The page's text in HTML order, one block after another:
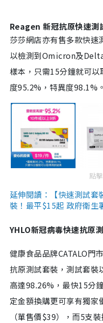
Reagen 新冠抗原快速測
莎莎網店亦有售多款快
以檢測到Omicron及
樣本，只需15分鐘就可
度95.2%，特異度98.1%。
點
延伸閱讀：【快速測試
裝！最平$15起 政府衛生
YHLO新冠病毒快速抗原
健康食品品牌CATALO門
抗原測試套裝，測試套裝
高達98.26%，最快15分
定金額換購更可享有獨
（單售價$39），而5支